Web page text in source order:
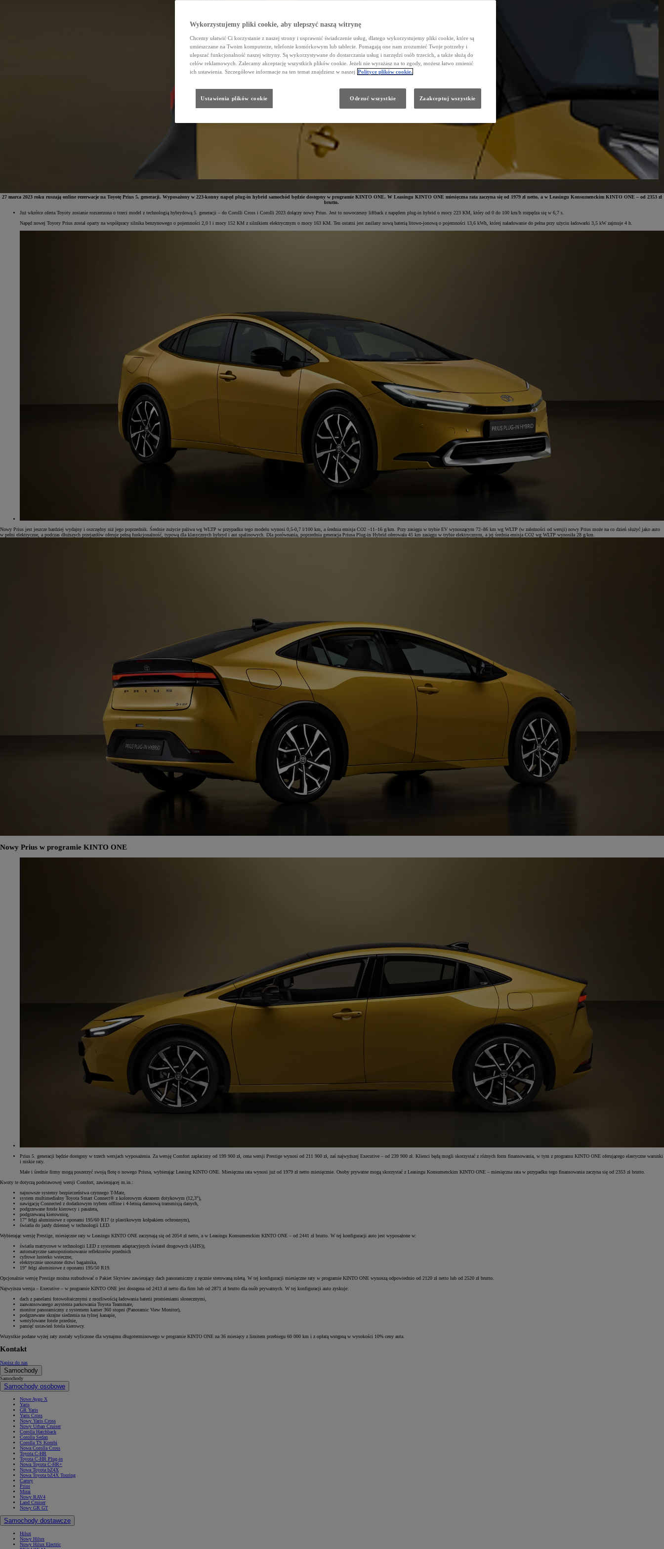
Od105 300 zł
Corolla Hatchback
HYBRID
27 marca 2023 roku ruszają online rezerwacje na Toyotę Prius 5. generacji. Wyposażony w 223-konny napęd plug-in hybrid samochód będzie dostępny w programie KINTO ONE. W Leasingu KINTO ONE miesięczna rata zaczyna się od 1979 zł netto, a w Leasingu Konsumenckim KINTO ONE – od 2353 zł
brutto.
Już wkrótce oferta Toyoty zostanie rozszerzona o trzeci model z technologią hybrydową 5. generacji – do Corolli Cross i Corolli 2023 dołączy nowy Prius. Jest to nowoczesny liftback z napędem plug-in hybrid o mocy 223 KM, który od 0 do 100 km/h rozpędza się w 6,7 s.
Napęd nowej Toyoty Prius został oparty na współpracy silnika benzynowego o pojemności 2,0 l i mocy 152 KM z silnikiem elektrycznym o mocy 163 KM. Ten ostatni jest zasilany nową baterią litowo-jonową o pojemności 13,6 kWh, której naładowanie do pełna przy użyciu ładowarki 3,5 kW zajmuje 4 h.
Nowy Prius jest jeszcze bardziej wydajny i oszczędny niż jego poprzednik. Średnie zużycie paliwa wg WLTP w przypadku tego modelu wynosi 0,5-0,7 l/100 km, a średnia emisja CO2 –11–16 g/km. Przy zasięgu w trybie EV wynoszącym 72–86 km wg WLTP (w zależności od wersji) nowy Prius może na co dzień służyć jako auto
w pełni elektryczne, a podczas dłuższych przejazdów oferuje pełną funkcjonalność, typową dla klasycznych hybryd i aut spalinowych. Dla porównania, poprzednia generacja Priusa Plug-in Hybrid oferowała 45 km zasięgu w trybie elektrycznym, a jej średnia emisja CO2 wg WLTP wynosiła 28 g/km.
Nowy Prius w programie KINTO ONE
Prius 5. generacji będzie dostępny w trzech wersjach wyposażenia. Za wersję Comfort zapłacimy od 199 900 zł, cena wersji Prestige wynosi od 211 900 zł, zaś najwyższej Executive – od 239 900 zł. Klienci będą mogli skorzystać z różnych form finansowania, w tym z programu KINTO ONE oferującego elastyczne warunki
i niskie raty.
Małe i średnie firmy mogą poszerzyć swoją flotę o nowego Priusa, wybierając Leasing KINTO ONE. Miesięczna rata wynosi już od 1979 zł netto miesięcznie. Osoby prywatne mogą skorzystać z Leasingu Konsumenckim KINTO ONE – miesięczna rata w przypadku tego finansowania zaczyna się od 2353 zł brutto.
Kwoty te dotyczą podstawowej wersji Comfort, zawierającej m.in.:
najnowsze systemy bezpieczeństwa czynnego T-Mate,
system multimedialny Toyota Smart Connect® z kolorowym ekranem dotykowym (12,3"),
nawigację Connected z dodatkowym trybem offline i 4-letnią darmową transmisją danych,
podgrzewane fotele kierowcy i pasażera,
podgrzewaną kierownicę,
17" felgi aluminiowe z oponami 195/60 R17 (z plastikowym kołpakiem ochronnym),
światła do jazdy dziennej w technologii LED.
Wybierając wersję Prestige, miesięczne raty w Leasingu KINTO ONE zaczynają się od 2054 zł netto, a w Leasingu Konsumenckim KINTO ONE – od 2441 zł brutto. W tej konfiguracji auto jest wyposażone w:
światła matrycowe w technologii LED z systemem adaptacyjnych świateł drogowych (AHS)),
automatyczne samopoziomowanie reflektorów przednich
cyfrowe lusterko wsteczne,
elektrycznie unoszone drzwi bagażnika,
19" felgi aluminiowe z oponami 195/50 R19.
Opcjonalnie wersję Prestige można rozbudować o Pakiet Skyview zawierający dach panoramiczny z ręcznie sterowaną roletą. W tej konfiguracji miesięczne raty w programie KINTO ONE wynoszą odpowiednio od 2120 zł netto lub od 2520 zł brutto.
Najwyższa wersja – Executive – w programie KINTO ONE jest dostępna od 2413 zł netto dla firm lub od 2871 zł brutto dla osób prywatnych. W tej konfiguracji auto zyskuje:
dach z panelami fotowoltaicznymi z możliwością ładowania baterii promieniami słonecznymi,
zaawansowanego asystenta parkowania Toyota Teammate,
monitor panoramiczny z systemem kamer 360 stopni (Panoramic View Monitor),
podgrzewane skrajne siedzenia na tylnej kanapie,
wentylowane fotele przednie,
pamięć ustawień fotela kierowcy.
Wszystkie podane wyżej raty zostały wyliczone dla wynajmu długoterminowego w programie KINTO ONE na 36 miesięcy z limitem przebiegu 60 000 km i z opłatą wstępną w wysokości 10% ceny auta.
Kontakt
Napisz do nas
Samochody
Samochody
Samochody osobowe
Nowe Aygo X
Yaris
GR Yaris
Yaris Cross
Nowy Yaris Cross
Nowy Urban Cruiser
Corolla Hatchback
Corolla Sedan
Corolla TS Kombi
Nowa Corolla Cross
Toyota C-HR
Toyota C-HR Plug-in
Nowa Toyota C-HR+
Nowa Toyota bZ4X
Nowa Toyota bZ4X Touring
Camry
Prius
Mirai
Nowy RAV4
Land Cruiser
Nowy GR GT
Samochody dostawcze
Hilux
Nowy Hilux
Nowy Hilux Electric
Wykorzystujemy pliki cookie, aby ulepszyć naszą witrynę
Chcemy ułatwić Ci korzystanie z naszej strony i usprawnić świadczenie usług, dlatego wykorzystujemy pliki cookie, które są
umieszczane na Twoim komputerze, telefonie komórkowym lub tablecie. Pomagają one nam zrozumieć Twoje potrzeby i
ulepszać funkcjonalność naszej witryny. Są wykorzystywane do dostarczania usług i narzędzi osób trzecich, a także służą do
celów reklamowych. Zalecamy akceptację wszystkich plików cookie. Jeżeli nie wyrażasz na to zgody, możesz łatwo zmienić
ich ustawienia. Szczegółowe informacje na ten temat znajdziesz w naszej Polityce plików cookie.
Ustawienia plików cookie Odrzuć wszystkie Zaakceptuj wszystkie